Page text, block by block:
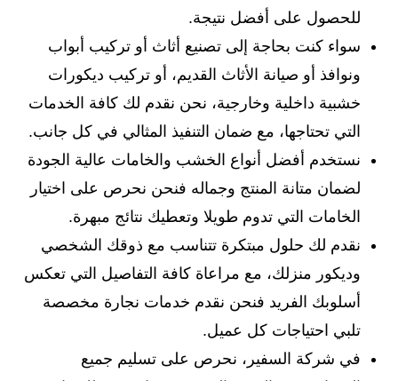
للحصول على أفضل نتيجة.
سواء كنت بحاجة إلى تصنيع أثاث أو تركيب أبواب
ونوافذ أو صيانة الأثاث القديم، أو تركيب ديكورات
خشبية داخلية وخارجية، نحن نقدم لك كافة الخدمات
التي تحتاجها، مع ضمان التنفيذ المثالي في كل جانب.
نستخدم أفضل أنواع الخشب والخامات عالية الجودة
لضمان متانة المنتج وجماله فنحن نحرص على اختيار
الخامات التي تدوم طويلا وتعطيك نتائج مبهرة.
نقدم لك حلول مبتكرة تتناسب مع ذوقك الشخصي
وديكور منزلك، مع مراعاة كافة التفاصيل التي تعكس
أسلوبك الفريد فنحن نقدم خدمات نجارة مخصصة
تلبي احتياجات كل عميل.
في شركة السفير، نحرص على تسليم جميع